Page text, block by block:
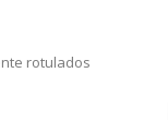
rotulados